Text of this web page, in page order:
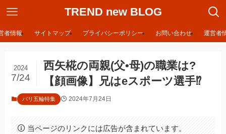
TREND new BLOG
者情報 サイトマップ プライバシーポリシー お問い合わせ 運営者
西矢椛の両親(父•母)の職業は?
【顔画像】兄はeスポーツ選手⁉︎
2024
7/24
パリ五輪特集 2024年7月24日
当ページのリンクには広告が含まれています。